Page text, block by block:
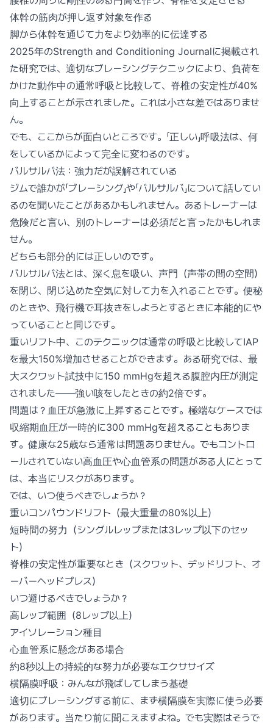
体幹の筋肉が押し返す対象を作る
脚から体幹を通じて力をより効率的に伝達する
2025年のStrength and Conditioning Journalに掲載され
た研究では、適切なブレーシングテクニックにより、負荷を
かけた動作中の通常呼吸と比較して、脊椎の安定性が40%
向上することが示されました。これは小さな差ではありませ
ん。
でも、ここからが面白いところです。「正しい」呼吸法は、何
をしているかによって完全に変わるのです。
バルサルバ法：強力だが誤解されている
ジムで誰かが「ブレーシング」や「バルサルバ」について話してい
るのを聞いたことがあるかもしれません。あるトレーナーは
危険だと言い、別のトレーナーは必須だと言ったかもしれま
せん。
どちらも部分的には正しいのです。
バルサルバ法とは、深く息を吸い、声門（声帯の間の空間）
を閉じ、閉じ込めた空気に対して力を入れることです。便秘
のときや、飛行機で耳抜きをしようとするときに本能的にや
っていることと同じです。
重いリフト中、このテクニックは通常の呼吸と比較してIAP
を最大150%増加させることができます。ある研究では、最
大スクワット試技中に150 mmHgを超える腹腔内圧が測定
されました——強い咳をしたときの約2倍です。
問題は？血圧が急激に上昇することです。極端なケースでは
収縮期血圧が一時的に300 mmHgを超えることもありま
す。健康な25歳なら通常は問題ありません。でもコントロ
ールされていない高血圧や心血管系の問題がある人にとって
は、本当にリスクがあります。
では、いつ使うべきでしょうか？
重いコンパウンドリフト（最大重量の80%以上）
短時間の努力（シングルレップまたは3レップ以下のセッ
ト）
脊椎の安定性が重要なとき（スクワット、デッドリフト、オ
ーバーヘッドプレス）
いつ避けるべきでしょうか？
高レップ範囲（8レップ以上）
アイソレーション種目
心血管系に懸念がある場合
約8秒以上の持続的な努力が必要なエクササイズ
横隔膜呼吸：みんなが飛ばしてしまう基礎
適切にブレーシングする前に、まず横隔膜を実際に使う必要
があります。当たり前に聞こえますよね。でも実際はそうで